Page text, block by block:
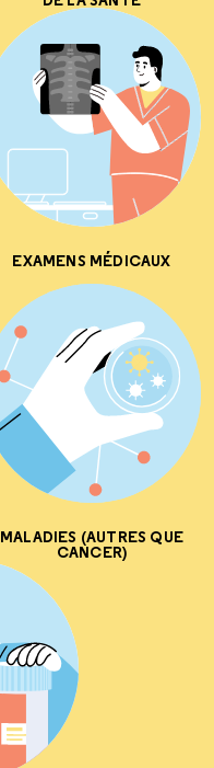
EXAMENS MÉDICAUX
MALADIES (AUTRES QUE
CANCER)